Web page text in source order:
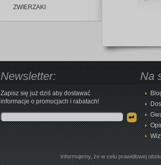
ZWIERZAKI
Newsletter:
Zapisz się już dziś aby dostawać
informacje o promocjach i rabatach!
Na
Informujemy, że w celu prawidłowej